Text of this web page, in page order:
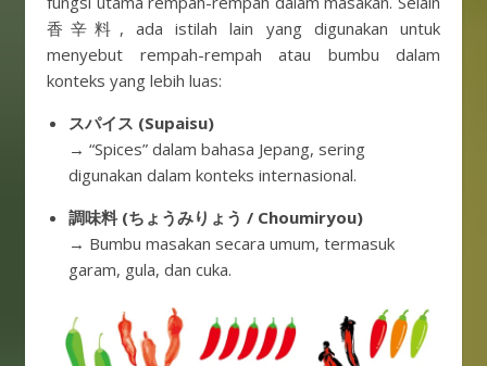
香辛料, ada istilah lain yang digunakan untuk
menyebut rempah-rempah atau bumbu dalam
konteks yang lebih luas:
スパイス (Supaisu)
→ “Spices” dalam bahasa Jepang, sering
digunakan dalam konteks internasional.
調味料 (ちょうみりょう / Choumiryou)
→ Bumbu masakan secara umum, termasuk
garam, gula, dan cuka.